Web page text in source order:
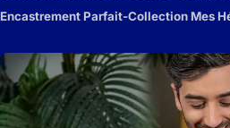
Encastrement Parfait-Collection Mes